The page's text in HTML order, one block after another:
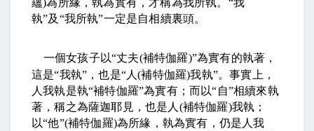
蘊)為所緣，執為實有，才稱為我所執。 “我
執”及 “我所執”一定是自相續裏頭。
一個女孩子以“丈夫(補特伽羅)”為實有的執著，
這是“我執” ，也是“人(補特伽羅)我執”。事實上，
人我執是執“補特伽羅”為實有；而以“自”相續來執
著，稱之為薩迦耶見，也是人 (補特伽羅)我執；
以“他”(補特伽羅)為所緣，執為實有，仍是人我